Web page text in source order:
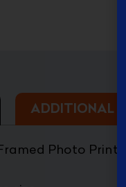
ADDITIONAL
Photo Print